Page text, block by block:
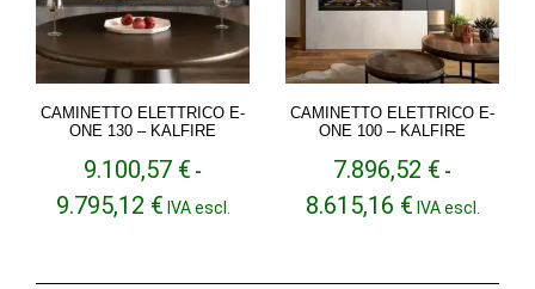
CAMINETTO ELETTRICO E-
ONE 130 – KALFIRE
9.100,57 € -
9.795,12 €Fascia
IVA escl.
CAMINETTO ELETTRICO E-
ONE 100 – KALFIRE
7.896,52 € -
8.615,16 €Fascia
IVA escl.